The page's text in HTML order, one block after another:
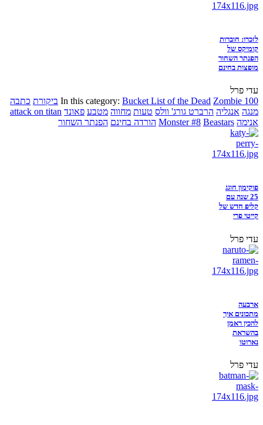
לזכרו: חוברות
קומיקס של
הפנתר השחור
מופצות בחינם
עדי פרל
In this category: Bucket List of the Dead Zombie 100 ביקורת כתבה
מנגה אנגליה הרברט גורג' וולס טעות מחווה מטבע פאונד attack on titan
אנימה
Monster #8 Beastars הורדה בחינם הפנתר השחור
פוקימון חוגג
25 שנה עם
קליפ חדש של
קייטי פרי
עדי פרל
ארבעה
מתכונים איך
להכין ראמן
בהשראת
נארוטו
עדי פרל